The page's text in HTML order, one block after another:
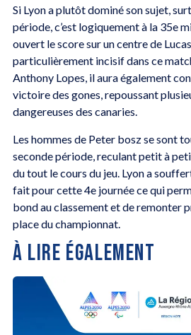
Si Lyon a plutôt dominé son sujet,
période, c’est logiquement à la 35e
ouvert le score sur un centre de
particulièrement incisif dans ce
Anthony Lopes, il aura également
victoire des gones, repoussant
dangereuses des canaries.
Les hommes de Peter bosz se sont
seconde période, reculant petit à
du tout le cours du jeu. Lyon a
fait pour cette 4e journée ce qui
bond au classement et de remonter
place du championnat.
À LIRE ÉGALEMENT